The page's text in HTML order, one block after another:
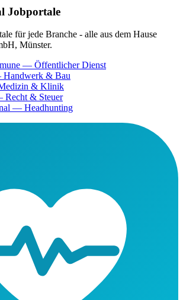
Jobportale
für jede Branche - alle aus dem Hause
Münster.
— Öffentlicher Dienst
& Bau
& Klinik
& Steuer
— Headhunting